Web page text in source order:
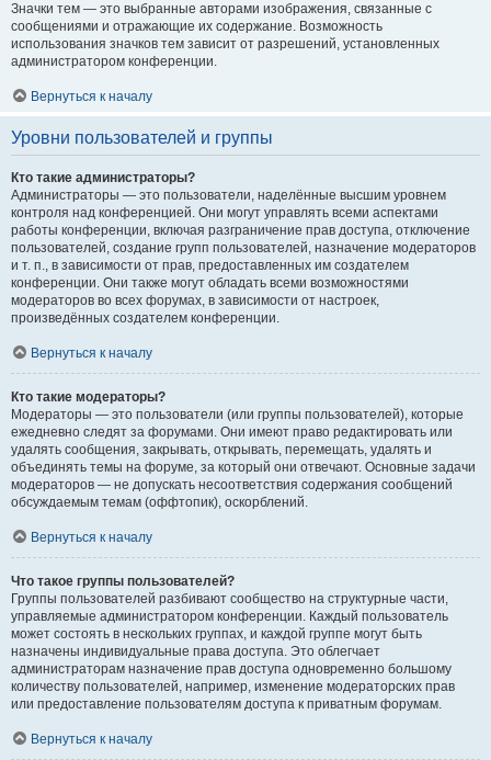
Значки тем — это выбранные авторами изображения, связанные с
сообщениями и отражающие их содержание. Возможность
использования значков тем зависит от разрешений, установленных
администратором конференции.
Вернуться к началу
Уровни пользователей и группы
Кто такие администраторы?
Администраторы — это пользователи, наделённые высшим уровнем
контроля над конференцией. Они могут управлять всеми аспектами
работы конференции, включая разграничение прав доступа, отключение
пользователей, создание групп пользователей, назначение модераторов
и т. п., в зависимости от прав, предоставленных им создателем
конференции. Они также могут обладать всеми возможностями
модераторов во всех форумах, в зависимости от настроек,
произведённых создателем конференции.
Вернуться к началу
Кто такие модераторы?
Модераторы — это пользователи (или группы пользователей), которые
ежедневно следят за форумами. Они имеют право редактировать или
удалять сообщения, закрывать, открывать, перемещать, удалять и
объединять темы на форуме, за который они отвечают. Основные задачи
модераторов — не допускать несоответствия содержания сообщений
обсуждаемым темам (оффтопик), оскорблений.
Вернуться к началу
Что такое группы пользователей?
Группы пользователей разбивают сообщество на структурные части,
управляемые администратором конференции. Каждый пользователь
может состоять в нескольких группах, и каждой группе могут быть
назначены индивидуальные права доступа. Это облегчает
администраторам назначение прав доступа одновременно большому
количеству пользователей, например, изменение модераторских прав
или предоставление пользователям доступа к приватным форумам.
Вернуться к началу